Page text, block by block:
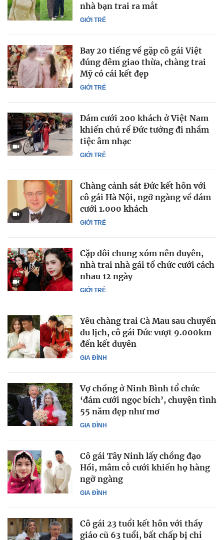
GIỚI TRẺ
nhà bạn trai ra mắt
GIỚI TRẺ
Bay 20 tiếng về gặp cô gái Việt
đúng đêm giao thừa, chàng trai
Mỹ có cái kết đẹp
GIỚI TRẺ
Đám cưới 200 khách ở Việt Nam
khiến chú rể Đức tưởng đi nhầm
tiệc âm nhạc
GIỚI TRẺ
Chàng cảnh sát Đức kết hôn với
cô gái Hà Nội, ngỡ ngàng về đám
cưới 1.000 khách
GIỚI TRẺ
Cặp đôi chung xóm nên duyên,
nhà trai nhà gái tổ chức cưới cách
nhau 12 ngày
GIA ĐÌNH
Yêu chàng trai Cà Mau sau chuyến
du lịch, cô gái Đức vượt 9.000km
đến kết duyên
GIA ĐÌNH
Vợ chồng ở Ninh Bình tổ chức
‘đám cưới ngọc bích’, chuyện tình
55 năm đẹp như mơ
GIA ĐÌNH
Cô gái Tây Ninh lấy chồng đạo
Hồi, mâm cỗ cưới khiến họ hàng
ngỡ ngàng
Cô gái 23 tuổi kết hôn với thầy
giáo cũ 63 tuổi, bất chấp bị chỉ